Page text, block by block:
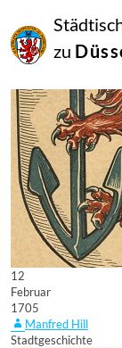
zu
12
Februar
1705
Manfred Hill
Stadtgeschichte